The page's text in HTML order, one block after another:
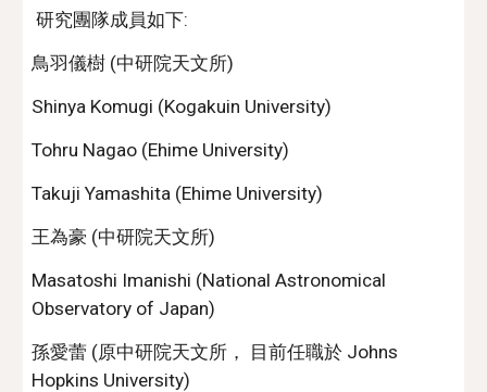
研究團隊成員如下:
鳥羽儀樹 (中研院天文所)
Shinya Komugi (Kogakuin University)
Tohru Nagao (Ehime University)
Takuji Yamashita (Ehime University)
王為豪 (中研院天文所)
Masatoshi Imanishi (National Astronomical
Observatory of Japan)
孫愛蕾 (原中研院天文所， 目前任職於 Johns
Hopkins University)